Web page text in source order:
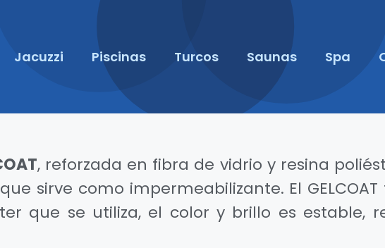
Jacuzzi Piscinas Turcos Saunas Spa
, reforzada en fibra de vidrio y resina
sirve como impermeabilizante. El
que se utiliza, el color y brillo es estable,